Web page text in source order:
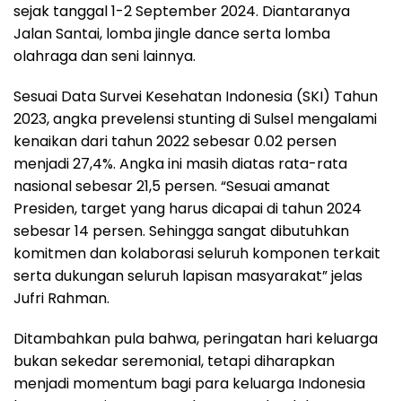
sejak tanggal 1-2 September 2024. Diantaranya
Jalan Santai, lomba jingle dance serta lomba
olahraga dan seni lainnya.
Sesuai Data Survei Kesehatan Indonesia (SKI) Tahun
2023, angka prevelensi stunting di Sulsel mengalami
kenaikan dari tahun 2022 sebesar 0.02 persen
menjadi 27,4%. Angka ini masih diatas rata-rata
nasional sebesar 21,5 persen. “Sesuai amanat
Presiden, target yang harus dicapai di tahun 2024
sebesar 14 persen. Sehingga sangat dibutuhkan
komitmen dan kolaborasi seluruh komponen terkait
serta dukungan seluruh lapisan masyarakat” jelas
Jufri Rahman.
Ditambahkan pula bahwa, peringatan hari keluarga
bukan sekedar seremonial, tetapi diharapkan
menjadi momentum bagi para keluarga Indonesia